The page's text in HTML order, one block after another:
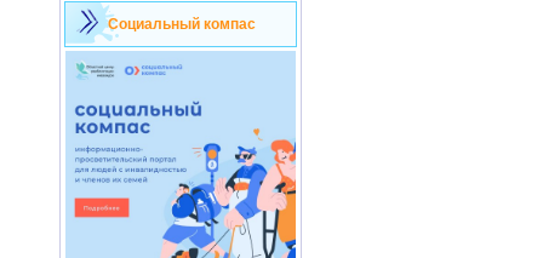
Социальный компас